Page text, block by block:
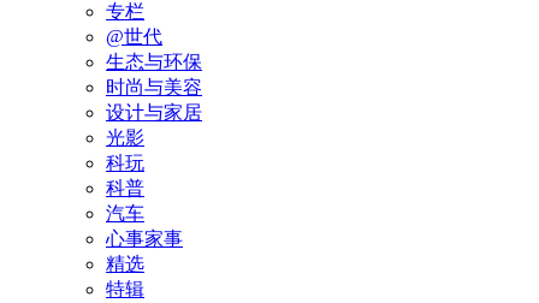
专栏
@世代
生态与环保
时尚与美容
设计与家居
光影
科玩
科普
汽车
心事家事
精选
特辑